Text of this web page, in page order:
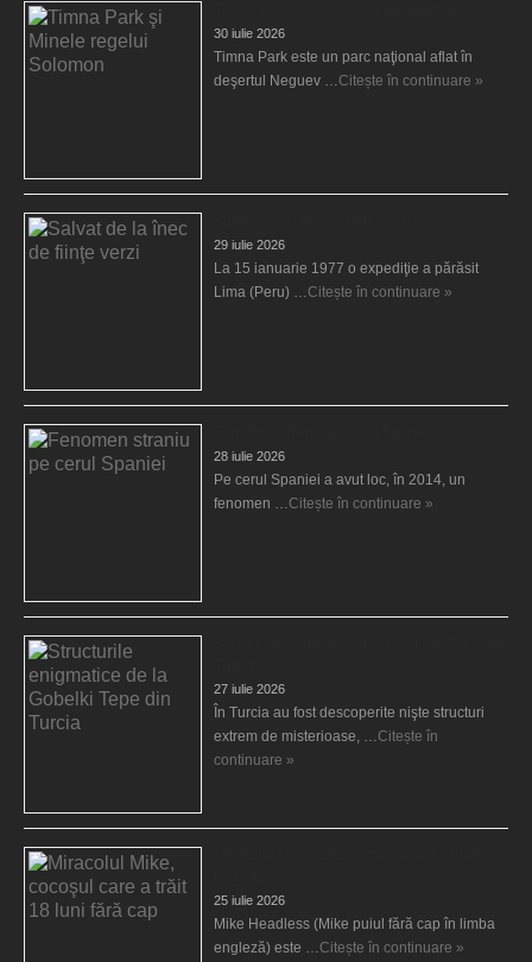
30 iulie 2026
Timna Park este un parc naţional aflat în
deşertul Neguev …Citește în continuare »
29 iulie 2026
La 15 ianuarie 1977 o expediţie a părăsit
Lima (Peru) …Citește în continuare »
28 iulie 2026
Pe cerul Spaniei a avut loc, în 2014, un
fenomen …Citește în continuare »
27 iulie 2026
În Turcia au fost descoperite nişte structuri
extrem de misterioase, …Citește în
continuare »
25 iulie 2026
Mike Headless (Mike puiul fără cap în limba
engleză) este …Citește în continuare »